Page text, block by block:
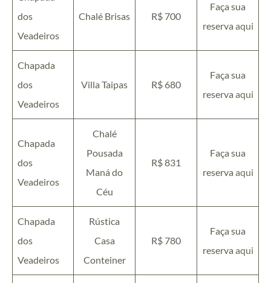
dos
Veadeiros
Chalé Brisas R$ 700
Faça sua
reserva aqui
Chapada
dos
Veadeiros
Villa Taipas R$ 680
Faça sua
reserva aqui
Chapada
dos
Veadeiros
Chalé
Pousada
Maná do
Céu
R$ 831
Faça sua
reserva aqui
Chapada
dos
Veadeiros
Rústica
Casa
Conteiner
R$ 780
Faça sua
reserva aqui